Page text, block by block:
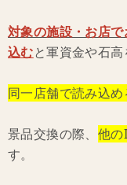
対象の施設・お店
込むと軍資金や石高
同一店舗で読み込め
景品交換の際、 他
す。